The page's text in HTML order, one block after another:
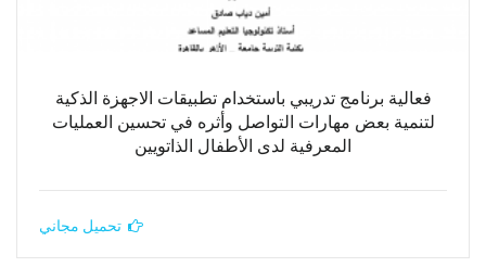
فعالية برنامج تدريبي باستخدام تطبيقات الاجهزة الذكية
لتنمية بعض مهارات التواصل وأثره في تحسين العمليات
المعرفية لدى الأطفال الذاتويين
تحميل مجاني